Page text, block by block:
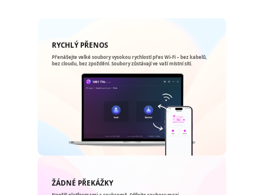
RYCHLÝ PŘENOS
Přenášejte velké soubory vysokou rychlostí přes Wi-Fi – bez kabelů,
bez cloudu, bez zpoždění. Soubory zůstávají ve vaší místní síti.
ŽÁDNÉ PŘEKÁŽKY